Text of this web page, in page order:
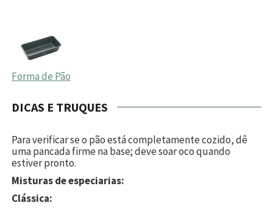
Forma de Pão
DICAS E TRUQUES
Para verificar se o pão está completamente cozido, dê
uma pancada firme na base; deve soar oco quando
estiver pronto.
Misturas de especiarias:
Clássica: